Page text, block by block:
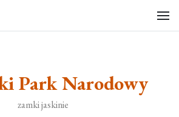
Park Narodowy
zamki jaskinie